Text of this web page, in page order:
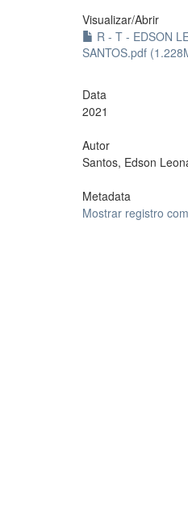
Visualizar/Abrir
R - T - EDSON
SANTOS.pdf
Data
2021
Autor
Santos, Edson
Metadata
Mostrar registro